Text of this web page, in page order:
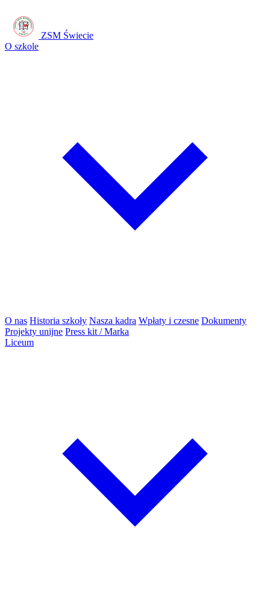
ZSM Świecie
O szkole
O nas Historia szkoły Nasza kadra Wpłaty i czesne Dokumenty
Projekty unijne Press kit / Marka
Liceum